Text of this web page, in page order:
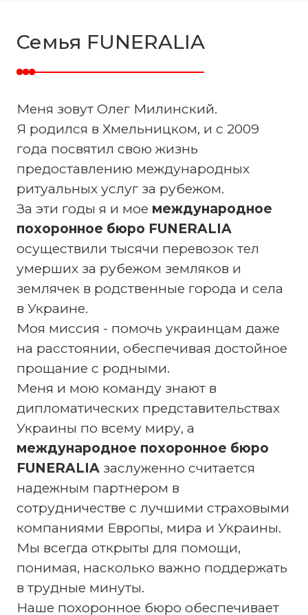
Семья FUNERALIA
Меня зовут Олег Милинский.
Я родился в Хмельницком, и с 2009
года посвятил свою жизнь
предоставлению международных
ритуальных услуг за рубежом.
За эти годы я и мое международное
похоронное бюро FUNERALIA
осуществили тысячи перевозок тел
умерших за рубежом земляков и
землячек в родственные города и села
в Украине.
Моя миссия - помочь украинцам даже
на расстоянии, обеспечивая достойное
прощание с родными.
Меня и мою команду знают в
дипломатических представительствах
Украины по всему миру, а
международное похоронное бюро
FUNERALIAзаслуженно считается
надежным партнером в
сотрудничестве с лучшими страховыми
компаниями Европы, мира и Украины.
Мы всегда открыты для помощи,
понимая, насколько важно поддержать
в трудные минуты.
Наше похоронное бюро обеспечивает